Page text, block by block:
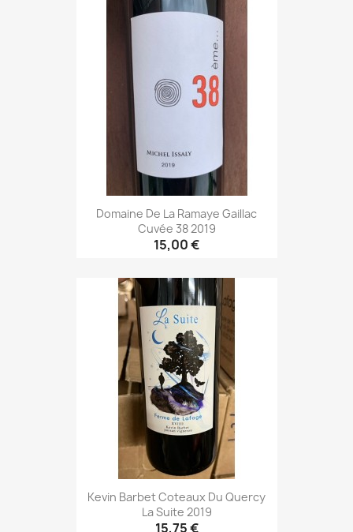
Domaine De La Ramaye Gaillac
Cuvée 38 2019
15,00 €
Kevin Barbet Coteaux Du Quercy
La Suite 2019
15,75 €